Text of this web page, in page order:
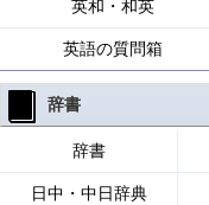
英和・和英
英語の質問箱
辞書
辞書
日中・中日辞典